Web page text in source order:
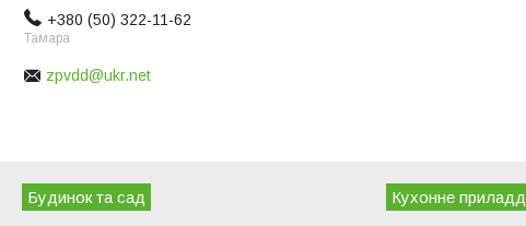
+380 (50) 322-11-62
Тамара
zpvdd@ukr.net
Будинок та сад Кухонне